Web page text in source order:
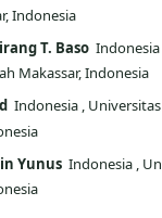
Indonesia
T. Baso Indonesia
Makassar, Indonesia
Indonesia ,
Yunus Indonesia ,